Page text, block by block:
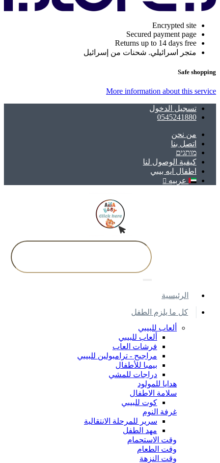
Encrypted site
Secured payment page
Returns up to 14 days free
متجر اسرائيلي. شحنات من إسرائيل
Safe shopping
More information about this service
تسجيل الدخول
0545241880
ﻣﻦ ﻧﺤﻦ
اتصل بنا
מותגים
كيفية الوصول لنا
اطفال ايه بيبي
عربيه
اﻟﺮﺋﻴﺴﻴﺔ
كل ما يلزم الطفل
ألعاب للبيبي
ألعاب للبيبي
فرشات العاب
مراجيح - ترامبولين للبيبي
بيمبا للأطفال
دراجات للمشي
هدايا للمولود
سلامة الاطفال
كوت للبيبي
غرفة النوم
سرير للمرحلة الانتقالية
مهد الطفل
وقت الاستحمام
وقت الطعام
وقت النزهة